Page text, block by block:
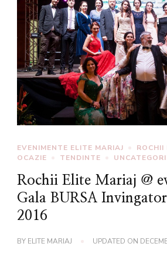
EVENIMENTE ELITE MARIAJ
ROCHII
OCAZIE
TENDINTE
Rochii Elite Mariaj @
Gala BURSA
2016
BY ELITE MARIAJ UPDATED ON